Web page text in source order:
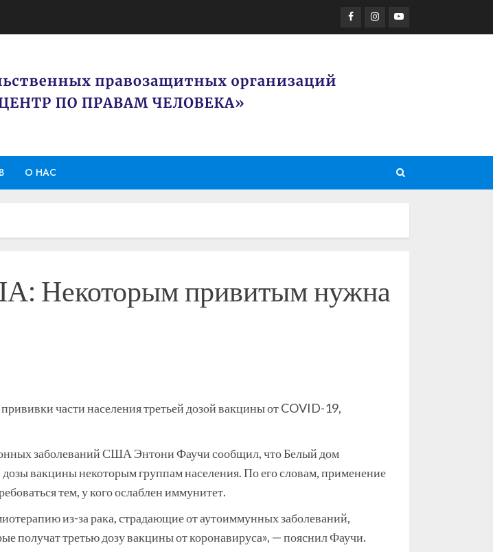
Facebook
Instagram
Youtube
О НАС
Некоторым привитым нужна
части населения третьей дозой вакцины от COVID-19,
заболеваний США Энтони Фаучи сообщил, что Белый дом
вакцины некоторым группам населения. По его словам, применение
тем, у кого ослаблен иммунитет.
из-за рака, страдающие от аутоиммунных заболеваний,
получат третью дозу вакцины от коронавируса», — пояснил Фаучи.